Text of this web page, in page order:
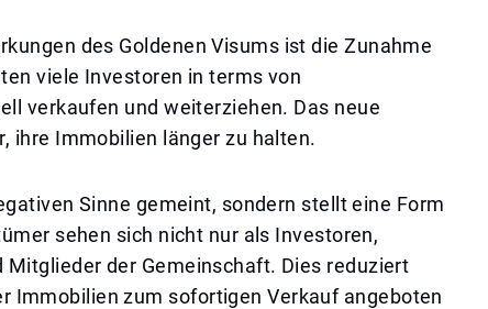
des Goldenen Visums ist die Zunahme
viele Investoren in terms von
verkaufen und weiterziehen. Das neue
ihre Immobilien länger zu halten.
Sinne gemeint, sondern stellt eine Form
sehen sich nicht nur als Investoren,
Mitglieder der Gemeinschaft. Dies reduziert
Immobilien zum sofortigen Verkauf angeboten